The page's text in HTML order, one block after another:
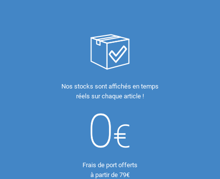
Nos stocks sont affichés en temps
réels sur chaque article !
Frais de port offerts
à partir de 79€